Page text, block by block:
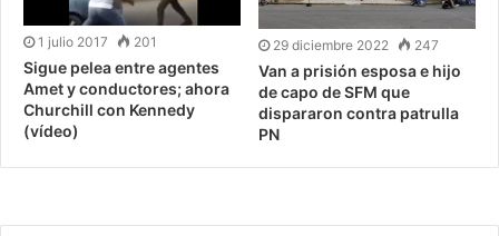
1 julio 2017 201
Sigue pelea entre agentes
Amet y conductores; ahora
Churchill con Kennedy
(vídeo)
29 diciembre 2022 247
Van a prisión esposa e hijo
de capo de SFM que
dispararon contra patrulla
PN